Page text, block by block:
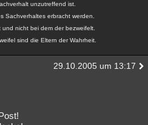
unzutreffend ist.
Sachverhaltes erbracht werden.
nicht bei dem der bezweifelt.
sind die Eltern der Wahrheit.
29.10.2005 um 13:17